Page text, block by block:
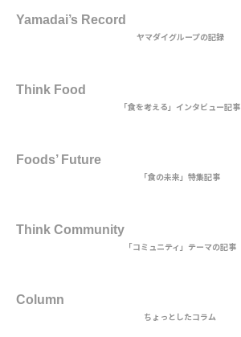
Yamadai’s Record
ヤマダイグループの記録
Think Food
「食を考える」インタビュー記事
Foods’ Future
「食の未来」特集記事
Think Community
「コミュニティ」テーマの記事
Column
ちょっとしたコラム